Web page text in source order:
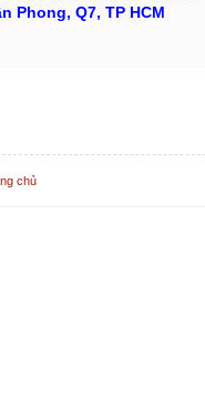
Phong, Q7, TP HCM
chủ